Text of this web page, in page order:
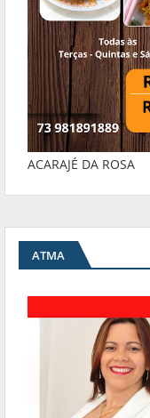
ACARAJÉ DA ROSA
ATMA